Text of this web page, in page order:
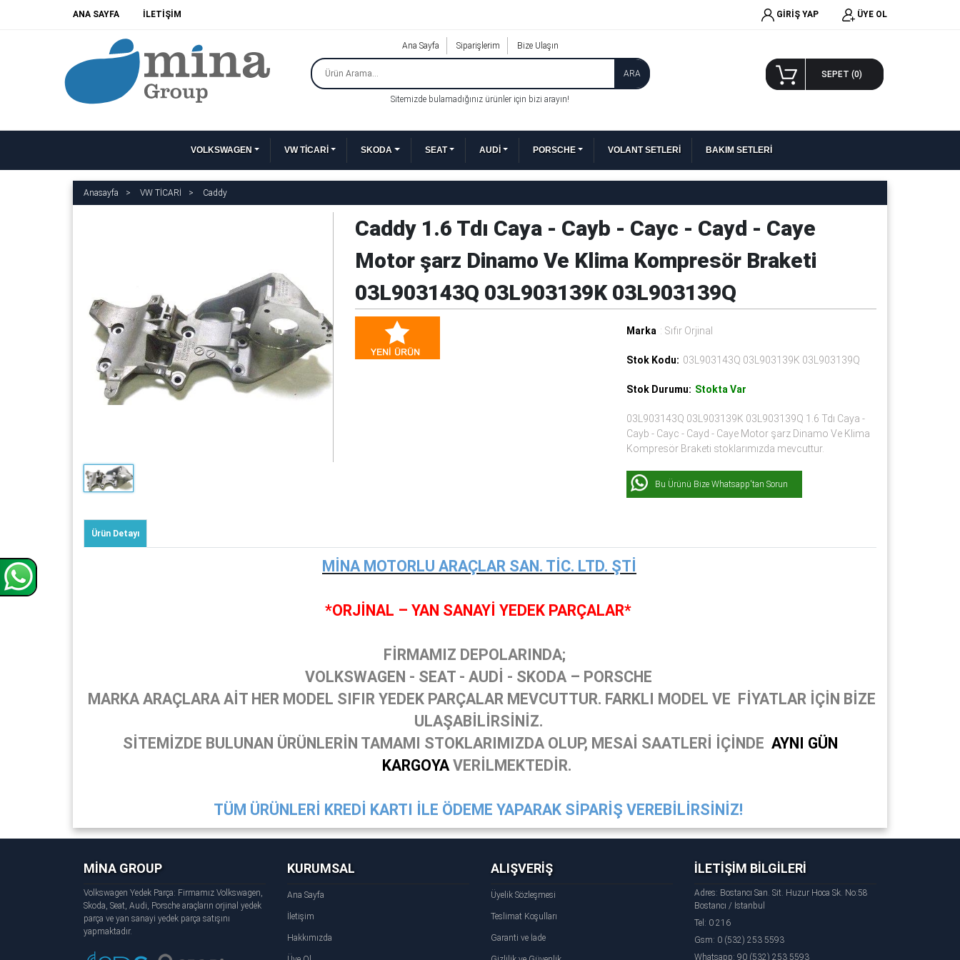
ANA SAYFA İLETİŞİM GİRİŞ YAP ÜYE OL
Ana Sayfa Siparişlerim Bize Ulaşın
ARA
Sitemizde bulamadığınız ürünler için bizi arayın!
SEPET (0)
VOLKSWAGEN VW TİCARİ SKODA SEAT AUDİ PORSCHE VOLANT SETLERİ BAKIM SETLERİ
Anasayfa VW TİCARİ Caddy
Caddy 1.6 Tdı Caya - Cayb - Cayc - Cayd - Caye
Motor şarz Dinamo Ve Klima Kompresör Braketi
03L903143Q 03L903139K 03L903139Q
Marka : Sıfır Orjinal
Stok Kodu: 03L903143Q 03L903139K 03L903139Q
Stok Durumu: Stokta Var
03L903143Q 03L903139K 03L903139Q 1.6 Tdı Caya -
Cayb - Cayc - Cayd - Caye Motor şarz Dinamo Ve Klima
Kompresör Braketi stoklarımızda mevcuttur.
Bu Ürünü Bize Whatsapp'tan Sorun
Ürün Detayı
MİNA MOTORLU ARAÇLAR SAN. TİC. LTD. ŞTİ
*ORJİNAL – YAN SANAYİ YEDEK PARÇALAR*
FİRMAMIZ DEPOLARINDA;
VOLKSWAGEN - SEAT - AUDİ - SKODA – PORSCHE
MARKA ARAÇLARA AİT HER MODEL SIFIR YEDEK PARÇALAR MEVCUTTUR. FARKLI MODEL VE FİYATLAR İÇİN BİZE
ULAŞABİLİRSİNİZ.
SİTEMİZDE BULUNAN ÜRÜNLERİN TAMAMI STOKLARIMIZDA OLUP, MESAİ SAATLERİ İÇİNDE AYNI GÜN
KARGOYA VERİLMEKTEDİR.
TÜM ÜRÜNLERİ KREDİ KARTI İLE ÖDEME YAPARAK SİPARİŞ VEREBİLİRSİNİZ!
MİNA GROUP
Volkswagen Yedek Parça: Firmamız Volkswagen,
Skoda, Seat, Audi, Porsche araçların orjinal yedek
parça ve yan sanayi yedek parça satışını
yapmaktadır.
KURUMSAL
Ana Sayfa
İletişim
Hakkımızda
ALIŞVERİŞ
Üyelik Sözleşmesi
Teslimat Koşulları
Garanti ve İade
İLETİŞİM BİLGİLERİ
Adres: Bostancı San. Sit. Huzur Hoca Sk. No:58
Bostancı / İstanbul
Tel: 0 216
Gsm: 0 (532) 253 5593
Whatsapp: 90 (532) 253 5593